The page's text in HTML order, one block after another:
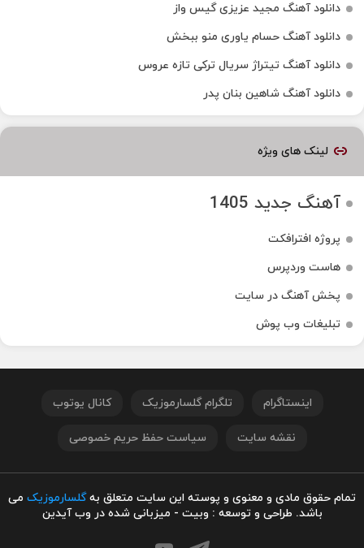
دانلود آهنگ مجید عزیزی گیس واز
دانلود آهنگ حسام یاوری منو ببخش
دانلود آهنگ تیتراژ سریال ترکی تازه عروس
دانلود آهنگ شاهین بنان پدر
لینک های ویژه
آهنگ جدید 1405
پروژه افترافکت
هاست وردپرس
پخش آهنگ در سایت
تبلیغات وب پوش
اینستاگرام تلگرام گلسارموزیک کانال یوتوب
نقشه سایت سیاست حفظ حریم خصوصی
تمام حقوق مادی و معنوی و پوسته این سایت متعلق بهگلسارموزیک می
باشد. طراحی و توسعه : وبیت - میزبانی شده در وب آیدین